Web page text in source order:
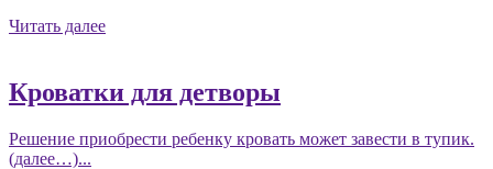
Читать далее
Кроватки для детворы
Решение приобрести ребенку кровать может завести в тупик.
(далее…)...